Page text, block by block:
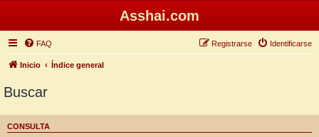
Asshai.com
FAQ Identificarse
Registrarse
Inicio Índice general
Buscar
CONSULTA